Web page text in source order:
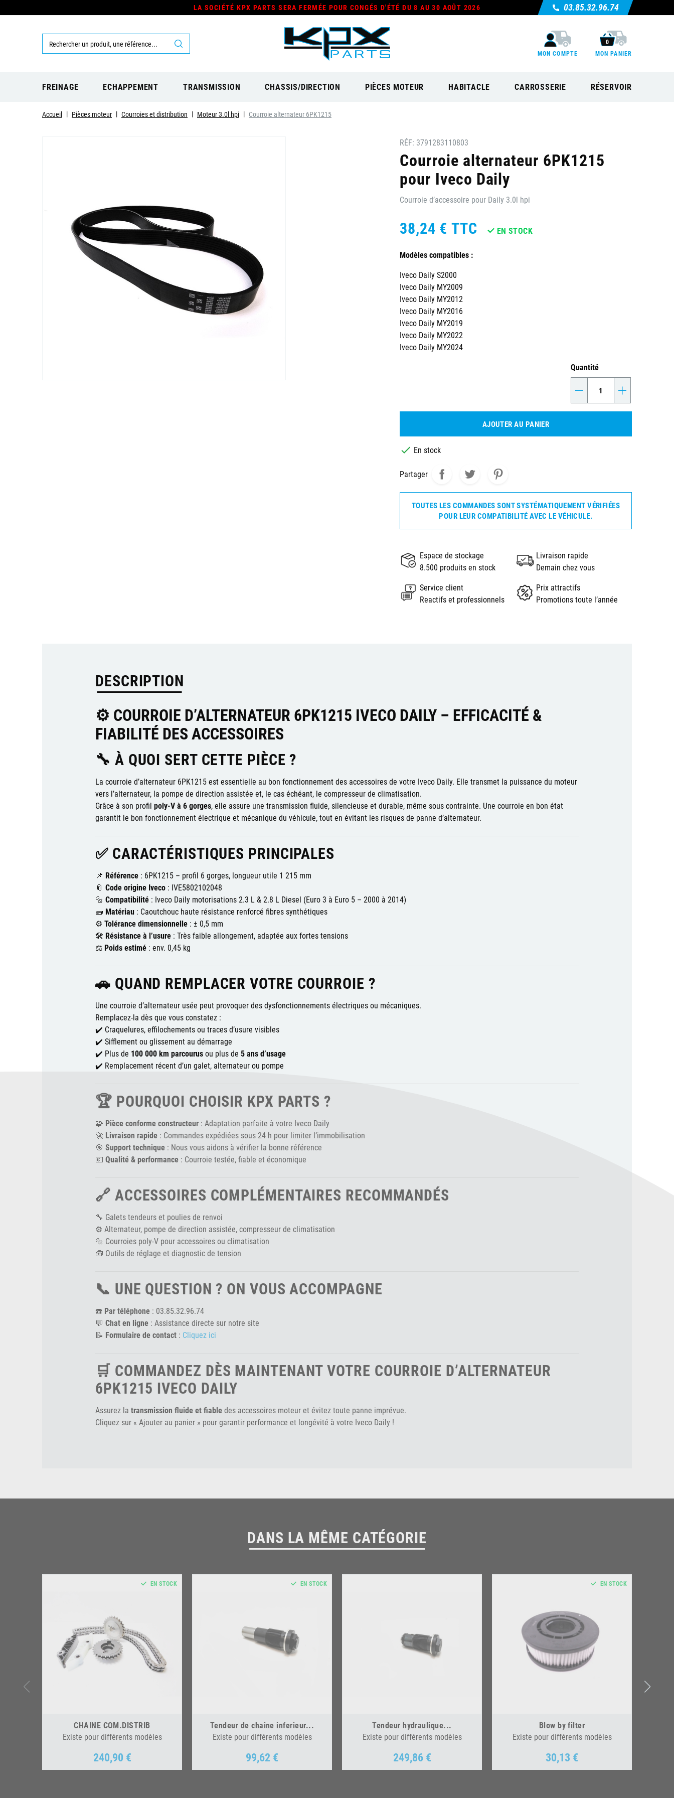
LA SOCIÉTÉ KPX PARTS SERA FERMÉE POUR CONGÉS D'ÉTÉ DU 8 AU 30 AOÛT 2026 03.85.32.96.74
MON COMPTE
0
MON PANIER
FREINAGE ECHAPPEMENT TRANSMISSION CHASSIS/DIRECTION PIÈCES MOTEUR HABITACLE CARROSSERIE RÉSERVOIR
Accueil Pièces moteur Courroies et distribution Moteur 3.0l hpi Courroie alternateur 6PK1215
RÉF: 3791283110803
Courroie alternateur 6PK1215
pour Iveco Daily
Courroie d’accessoire pour Daily 3.0l hpi
38,24 € TTC EN STOCK
Modèles compatibles :
Iveco Daily S2000
Iveco Daily MY2009
Iveco Daily MY2012
Iveco Daily MY2016
Iveco Daily MY2019
Iveco Daily MY2022
Iveco Daily MY2024
Quantité
- +
AJOUTER AU PANIER
 En stock
Partager
TOUTES LES COMMANDES SONT SYSTÉMATIQUEMENT VÉRIFIÉES
POUR LEUR COMPATIBILITÉ AVEC LE VÉHICULE.
Espace de stockage
8.500 produits en stock
Livraison rapide
Demain chez vous
Service client
Reactifs et professionnels
Prix attractifs
Promotions toute l’année
DESCRIPTION
⚙️ COURROIE D’ALTERNATEUR 6PK1215 IVECO DAILY – EFFICACITÉ &
FIABILITÉ DES ACCESSOIRES
🔧 À QUOI SERT CETTE PIÈCE ?
La courroie d’alternateur 6PK1215 est essentielle au bon fonctionnement des accessoires de votre Iveco Daily. Elle transmet la puissance du moteur
vers l’alternateur, la pompe de direction assistée et, le cas échéant, le compresseur de climatisation.
Grâce à son profil poly-V à 6 gorges, elle assure une transmission fluide, silencieuse et durable, même sous contrainte. Une courroie en bon état
garantit le bon fonctionnement électrique et mécanique du véhicule, tout en évitant les risques de panne d’alternateur.
✅ CARACTÉRISTIQUES PRINCIPALES
📌 Référence : 6PK1215 – profil 6 gorges, longueur utile 1 215 mm
📎 Code origine Iveco : IVE5802102048
🔩 Compatibilité : Iveco Daily motorisations 2.3 L & 2.8 L Diesel (Euro 3 à Euro 5 – 2000 à 2014)
🧱 Matériau : Caoutchouc haute résistance renforcé fibres synthétiques
⚙️ Tolérance dimensionnelle : ± 0,5 mm
🛠️ Résistance à l’usure : Très faible allongement, adaptée aux fortes tensions
⚖️ Poids estimé : env. 0,45 kg
🚗 QUAND REMPLACER VOTRE COURROIE ?
Une courroie d’alternateur usée peut provoquer des dysfonctionnements électriques ou mécaniques.
Remplacez-la dès que vous constatez :
✔️ Craquelures, effilochements ou traces d’usure visibles
✔️ Sifflement ou glissement au démarrage
✔️ Plus de 100 000 km parcourusou plus de 5 ans d’usage
✔️ Remplacement récent d’un galet, alternateur ou pompe
🏆 POURQUOI CHOISIR KPX PARTS ?
🧩 Pièce conforme constructeur : Adaptation parfaite à votre Iveco Daily
🚀 Livraison rapide : Commandes expédiées sous 24 h pour limiter l’immobilisation
🎯 Support technique : Nous vous aidons à vérifier la bonne référence
💶 Qualité & performance : Courroie testée, fiable et économique
🔗 ACCESSOIRES COMPLÉMENTAIRES RECOMMANDÉS
🔧 Galets tendeurs et poulies de renvoi
⚙️ Alternateur, pompe de direction assistée, compresseur de climatisation
🔩 Courroies poly-V pour accessoires ou climatisation
🧰 Outils de réglage et diagnostic de tension
📞 UNE QUESTION ? ON VOUS ACCOMPAGNE
☎️ Par téléphone : 03.85.32.96.74
💬 Chat en ligne : Assistance directe sur notre site
📝 Formulaire de contact : Cliquez ici
🛒 COMMANDEZ DÈS MAINTENANT VOTRE COURROIE D’ALTERNATEUR
6PK1215 IVECO DAILY
Assurez la transmission fluide et fiabledes accessoires moteur et évitez toute panne imprévue.
Cliquez sur « Ajouter au panier » pour garantir performance et longévité à votre Iveco Daily !
DANS LA MÊME CATÉGORIE
CHAINE COM.DISTRIB
Existe pour différents modèles
Prix
240,90 €
EN STOCK
Tendeur de chaine inferieur...
Existe pour différents modèles
Prix
99,62 €
EN STOCK
Tendeur hydraulique...
Existe pour différents modèles
Prix
249,86 €
Blow by filter
Existe pour différents modèles
Prix
30,13 €
EN STOCK